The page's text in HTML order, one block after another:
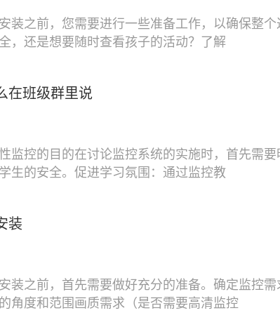
装之前，您需要进行一些准备工作，以确保整
，还是想要随时查看孩子的活动？了解
在班级群里说
监控的目的在讨论监控系统的实施时，首先需
生的安全。促进学习氛围：通过监控教
装
装之前，首先需要做好充分的准备。确定监控
角度和范围画质需求（是否需要高清监控